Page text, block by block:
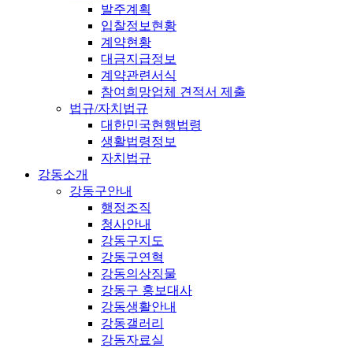
발주계획
입찰정보현황
계약현황
대금지급정보
계약관련서식
참여희망업체 견적서 제출
법규/자치법규
대한민국현행법령
생활법령정보
자치법규
강동소개
강동구안내
행정조직
청사안내
강동구지도
강동구연혁
강동의상징물
강동구 홍보대사
강동생활안내
강동갤러리
강동자료실